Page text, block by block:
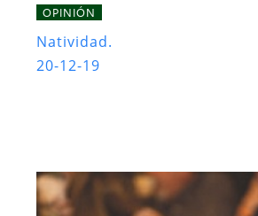
OPINIÓN
Natividad.
20-12-19